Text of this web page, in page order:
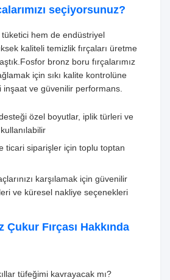
seçiyorsunuz?
hem de endüstriyel
kaliteli temizlik fırçaları üretme
bronz boru fırçalarımız
için sıkı kalite kontrolüne
ve güvenilir performans.
özel boyutlar, iplik türleri ve
ticari siparişler için toplu toptan
karşılamak için güvenilir
ve küresel nakliye seçenekleri
Fırçası Hakkında
tüfeğimi kavrayacak mı?